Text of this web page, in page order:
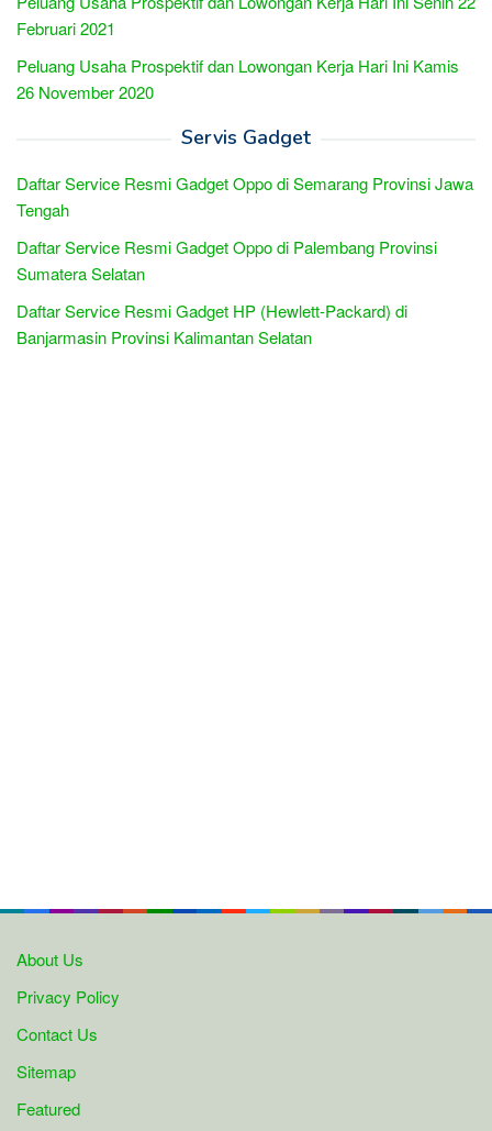
Februari 2021
Peluang Usaha Prospektif dan Lowongan Kerja Hari Ini Kamis
26 November 2020
Servis Gadget
Daftar Service Resmi Gadget Oppo di Semarang Provinsi Jawa
Tengah
Daftar Service Resmi Gadget Oppo di Palembang Provinsi
Sumatera Selatan
Daftar Service Resmi Gadget HP (Hewlett-Packard) di
Banjarmasin Provinsi Kalimantan Selatan
About Us
Privacy Policy
Contact Us
Sitemap
Featured